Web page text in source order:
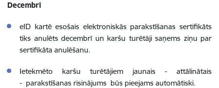
Decembrī
eID kartē esošais elektroniskās parakstīšanas sertifikāts
tiks anulēts decembrī un karšu turētāji saņems ziņu par
sertifikāta anulēšanu.
Ietekmēto karšu turētājiem jaunais - attālinātais
- parakstīšanas risinājums būs pieejams automātiski.